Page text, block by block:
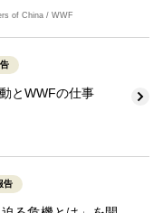
of China / WWF
とWWFの仕事
告